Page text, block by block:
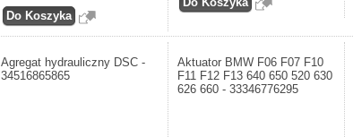
Agregat hydrauliczny DSC -
34516865865
Aktuator BMW F06 F07 F10
F11 F12 F13 640 650 520 630
626 660 - 33346776295